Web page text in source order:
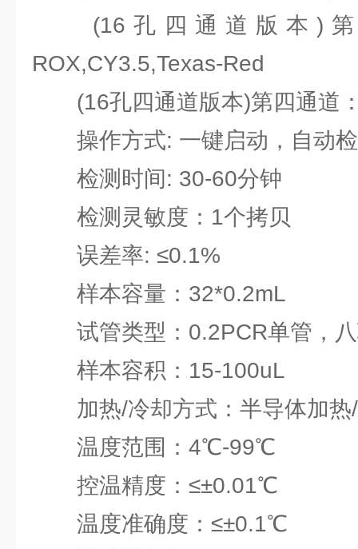
(16孔四通道版本)第
ROX,CY3.5,Texas-Red
(16孔四通道版本)第四通道
操作方式: 一键启动，自动
检测时间: 30-60分钟
检测灵敏度：1个拷贝
误差率: ≤0.1%
样本容量：32*0.2mL
试管类型：0.2PCR单管，八
样本容积：15-100uL
加热/冷却方式：半导体加热
温度范围：4℃-99℃
控温精度：≤±0.01℃
温度准确度：≤±0.1℃